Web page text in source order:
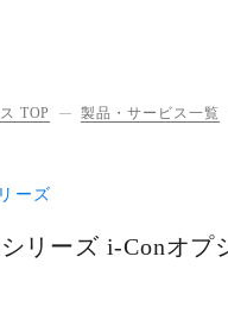
TOP 製品・サービス一覧
ーズ
リーズ i-Conオプ